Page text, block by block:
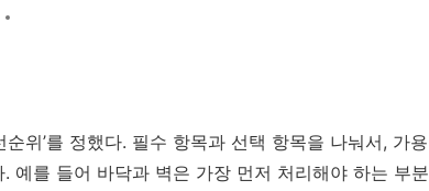
위’를 정했다. 필수 항목과 선택 항목을 나눠서, 가용
예를 들어 바닥과 벽은 가장 먼저 처리해야 하는 부분